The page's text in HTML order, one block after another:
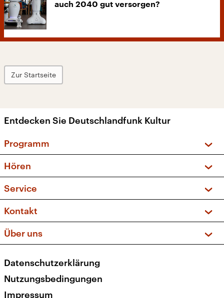
auch 2040 gut versorgen?
Zur Startseite
Entdecken Sie Deutschlandfunk Kultur
Programm
Sendungen und Podcasts
Musikliste
Kakadu – Das Kinderprogramm
Hören
Frequenzen (UKW + DAB+)
Service
FAQ
Apps
Newsletter
Kontakt
Social Media
Über uns
Presse
Karriere
Datenschutzerklärung
Nutzungsbedingungen
Impressum